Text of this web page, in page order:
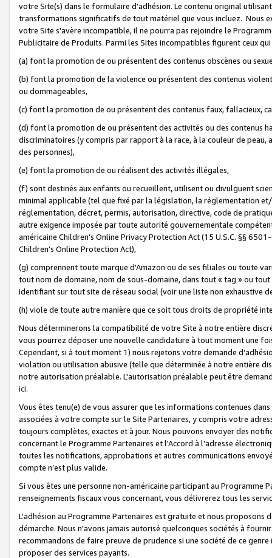
votre Site(s) dans le formulaire d’adhésion. Le contenu original
transformations significatifs de tout matériel que vous incluez. Nous
votre Site s'avère incompatible, il ne pourra pas rejoindre le
Publicitaire de Produits. Parmi les Sites incompatibles figurent ceux
(a) font la promotion de ou présentent des contenus obscènes ou
(b) font la promotion de la violence ou présentent des contenus
ou dommageables,
(c) font la promotion de ou présentent des contenus faux, fallacieux,
(d) font la promotion de ou présentent des activités ou des contenus
discriminatoires (y compris par rapport à la race, à la couleur de
des personnes),
(e) font la promotion de ou réalisent des activités illégales,
(f) sont destinés aux enfants ou recueillent, utilisent ou divulguent
minimal applicable (tel que fixé par la législation, la réglementation
réglementation, décret, permis, autorisation, directive, code de
autre exigence imposée par toute autorité gouvernementale
américaine Children’s Online Privacy Protection Act (15 U.S.C. §§
Children’s Online Protection Act),
(g) comprennent toute marque d'Amazon ou de ses filiales ou toute
tout nom de domaine, nom de sous-domaine, dans tout « tag » ou
identifiant sur tout site de réseau social (voir une liste non exhaustive
(h) viole de toute autre manière que ce soit tous droits de propriété
Nous déterminerons la compatibilité de votre Site à notre entière
vous pourrez déposer une nouvelle candidature à tout moment une
Cependant, si à tout moment 1) nous rejetons votre demande
violation ou utilisation abusive (telle que déterminée à notre entière
notre autorisation préalable. L'autorisation préalable peut être
ici.
Vous êtes tenu(e) de vous assurer que les informations contenues
associées à votre compte sur le Site Partenaires, y compris votre
toujours complètes, exactes et à jour. Nous pouvons envoyer des
concernant le Programme Partenaires et l'Accord à l’adresse
toutes les notifications, approbations et autres communications
compte n’est plus valide.
Si vous êtes une personne non-américaine participant au
renseignements fiscaux vous concernant, vous délivrerez tous les
L'adhésion au Programme Partenaires est gratuite et nous proposons
démarche. Nous n'avons jamais autorisé quelconques sociétés à
recommandons de faire preuve de prudence si une société de ce
proposer des services payants.